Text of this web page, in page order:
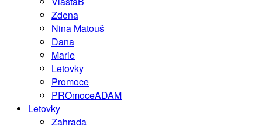
Zdena
Nina Matouš
Dana
Marie
Letovky
Promoce
PROmoceADAM
Letovky
Zahrada